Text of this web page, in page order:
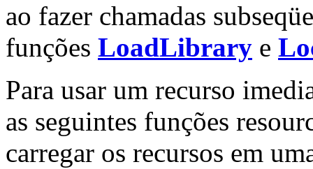
ao fazer chamadas
funções LoadLibrary e
Para usar um recurso
as seguintes funções
carregar os recursos em